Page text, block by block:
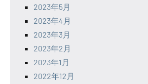
2023年5月
2023年4月
2023年3月
2023年2月
2023年1月
2022年12月